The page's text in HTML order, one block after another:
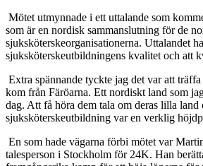
Mötet utmynnade i ett uttalande som
som är en nordisk sammanslutning för de
sjuksköterskeorganisationerna. Uttalandet
sjuksköterskeutbildningens kvalitet och att
Extra spännande tyckte jag det var att
kom från Färöarna. Ett nordiskt land som
dag. Att få höra dem tala om deras lilla land
sjuksköterskeutbildning var en verklig
En som hade vägarna förbi mötet var
talesperson i Stockholm för 24K. Han